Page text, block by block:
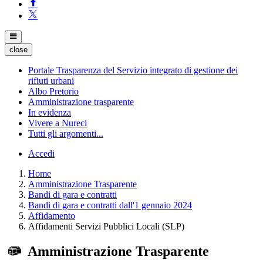
close
Portale Trasparenza del Servizio integrato di gestione dei
rifiuti urbani
Albo Pretorio
Amministrazione trasparente
In evidenza
Vivere a Nureci
Tutti gli argomenti...
Accedi
Home
Amministrazione Trasparente
Bandi di gara e contratti
Bandi di gara e contratti dall'1 gennaio 2024
Affidamento
Affidamenti Servizi Pubblici Locali (SLP)
Amministrazione Trasparente